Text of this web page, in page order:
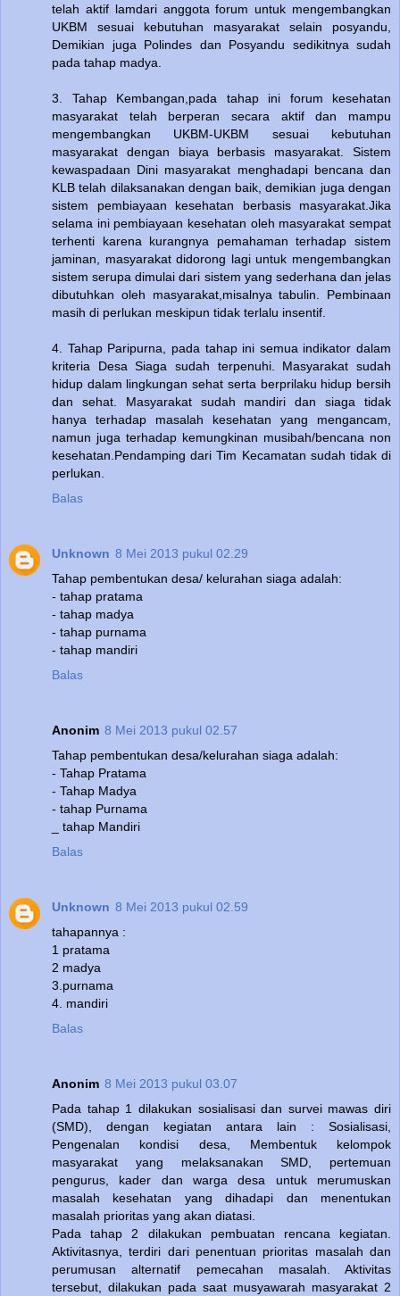
telah aktif lamdari anggota forum untuk mengembangkan
UKBM sesuai kebutuhan masyarakat selain posyandu,
Demikian juga Polindes dan Posyandu sedikitnya sudah
pada tahap madya.
3. Tahap Kembangan,pada tahap ini forum kesehatan
masyarakat telah berperan secara aktif dan mampu
mengembangkan UKBM-UKBM sesuai kebutuhan
masyarakat dengan biaya berbasis masyarakat. Sistem
kewaspadaan Dini masyarakat menghadapi bencana dan
KLB telah dilaksanakan dengan baik, demikian juga dengan
sistem pembiayaan kesehatan berbasis masyarakat.Jika
selama ini pembiayaan kesehatan oleh masyarakat sempat
terhenti karena kurangnya pemahaman terhadap sistem
jaminan, masyarakat didorong lagi untuk mengembangkan
sistem serupa dimulai dari sistem yang sederhana dan jelas
dibutuhkan oleh masyarakat,misalnya tabulin. Pembinaan
masih di perlukan meskipun tidak terlalu insentif.
4. Tahap Paripurna, pada tahap ini semua indikator dalam
kriteria Desa Siaga sudah terpenuhi. Masyarakat sudah
hidup dalam lingkungan sehat serta berprilaku hidup bersih
dan sehat. Masyarakat sudah mandiri dan siaga tidak
hanya terhadap masalah kesehatan yang mengancam,
namun juga terhadap kemungkinan musibah/bencana non
kesehatan.Pendamping dari Tim Kecamatan sudah tidak di
perlukan.
Balas
Unknown 8 Mei 2013 pukul 02.29
Tahap pembentukan desa/ kelurahan siaga adalah:
- tahap pratama
- tahap madya
- tahap purnama
- tahap mandiri
Balas
Anonim 8 Mei 2013 pukul 02.57
Tahap pembentukan desa/kelurahan siaga adalah:
- Tahap Pratama
- Tahap Madya
- tahap Purnama
_ tahap Mandiri
Balas
Unknown 8 Mei 2013 pukul 02.59
tahapannya :
1 pratama
2 madya
3.purnama
4. mandiri
Balas
Anonim 8 Mei 2013 pukul 03.07
Pada tahap 1 dilakukan sosialisasi dan survei mawas diri
(SMD), dengan kegiatan antara lain : Sosialisasi,
Pengenalan kondisi desa, Membentuk kelompok
masyarakat yang melaksanakan SMD, pertemuan
pengurus, kader dan warga desa untuk merumuskan
masalah kesehatan yang dihadapi dan menentukan
masalah prioritas yang akan diatasi.
Pada tahap 2 dilakukan pembuatan rencana kegiatan.
Aktivitasnya, terdiri dari penentuan prioritas masalah dan
perumusan alternatif pemecahan masalah. Aktivitas
tersebut, dilakukan pada saat musyawarah masyarakat 2